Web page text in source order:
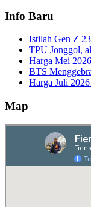
Info Baru
Istilah Gen Z
TPU Jonggol,
Harga Mei
BTS
Harga Juli
Map